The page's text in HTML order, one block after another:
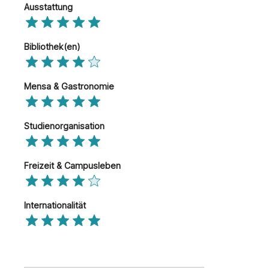
Ausstattung
Bibliothek(en)
Mensa & Gastronomie
Studienorganisation
Freizeit & Campusleben
Internationalität